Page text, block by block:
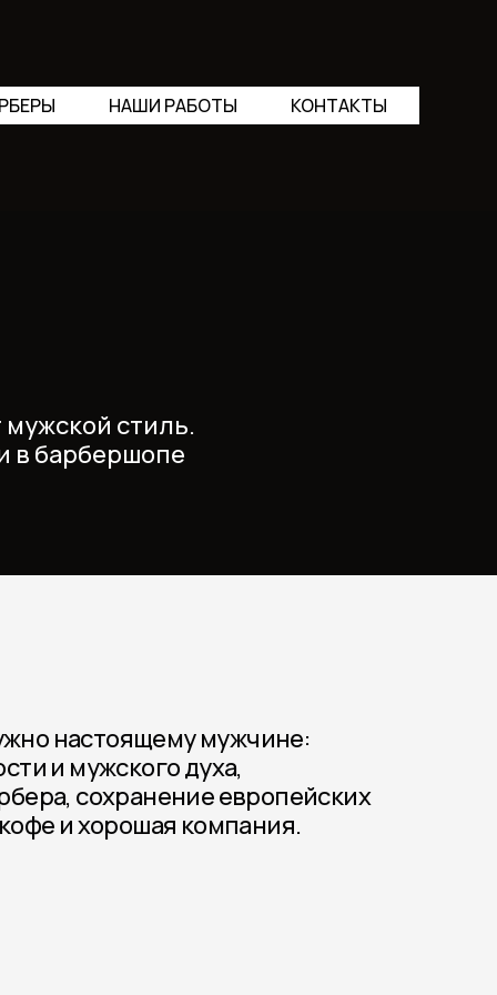
НАШИ РАБОТЫ КОНТАКТЫ
стиль.
в барбершопе
настоящему мужчине:
и мужского духа,
сохранение европейских
и хорошая компания.